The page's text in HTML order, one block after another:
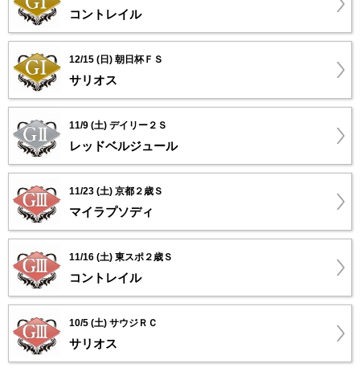
コントレイル
12/15 (日) 朝日杯ＦＳ
サリオス
11/9 (土) デイリー２Ｓ
レッドベルジュール
11/23 (土) 京都２歳Ｓ
マイラプソディ
11/16 (土) 東スポ２歳Ｓ
コントレイル
10/5 (土) サウジＲＣ
サリオス